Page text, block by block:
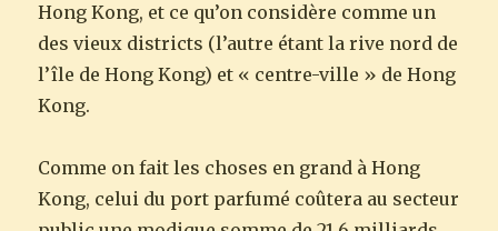
Hong Kong, et ce qu’on considère comme un
des vieux districts (l’autre étant la rive nord de
l’île de Hong Kong) et « centre-ville » de Hong
Kong.
Comme on fait les choses en grand à Hong
Kong, celui du port parfumé coûtera au secteur